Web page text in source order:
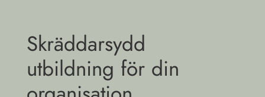
Skräddarsydd
utbildning för din